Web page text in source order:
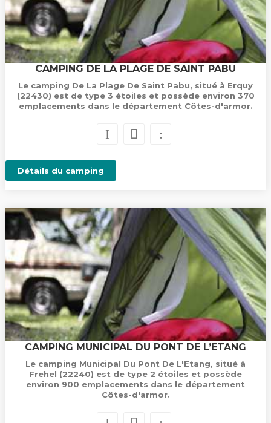
CAMPING DE LA PLAGE DE SAINT PABU
Le camping De La Plage De Saint Pabu, situé à Erquy
(22430) est de type 3 étoiles et possède environ 370
emplacements dans le département Côtes-d'armor.
Détails du camping
CAMPING MUNICIPAL DU PONT DE L’ETANG
Le camping Municipal Du Pont De L'Etang, situé à
Frehel (22240) est de type 2 étoiles et possède
environ 900 emplacements dans le département
Côtes-d'armor.